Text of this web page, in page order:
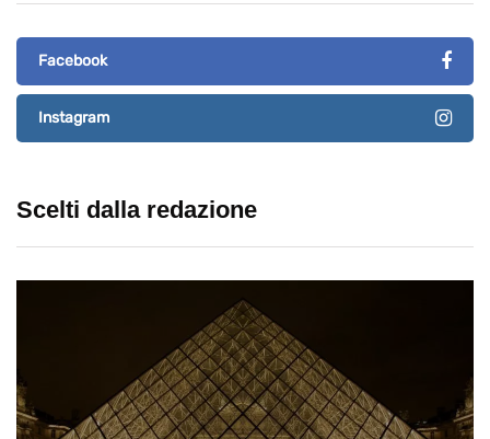
Facebook
Instagram
Scelti dalla redazione